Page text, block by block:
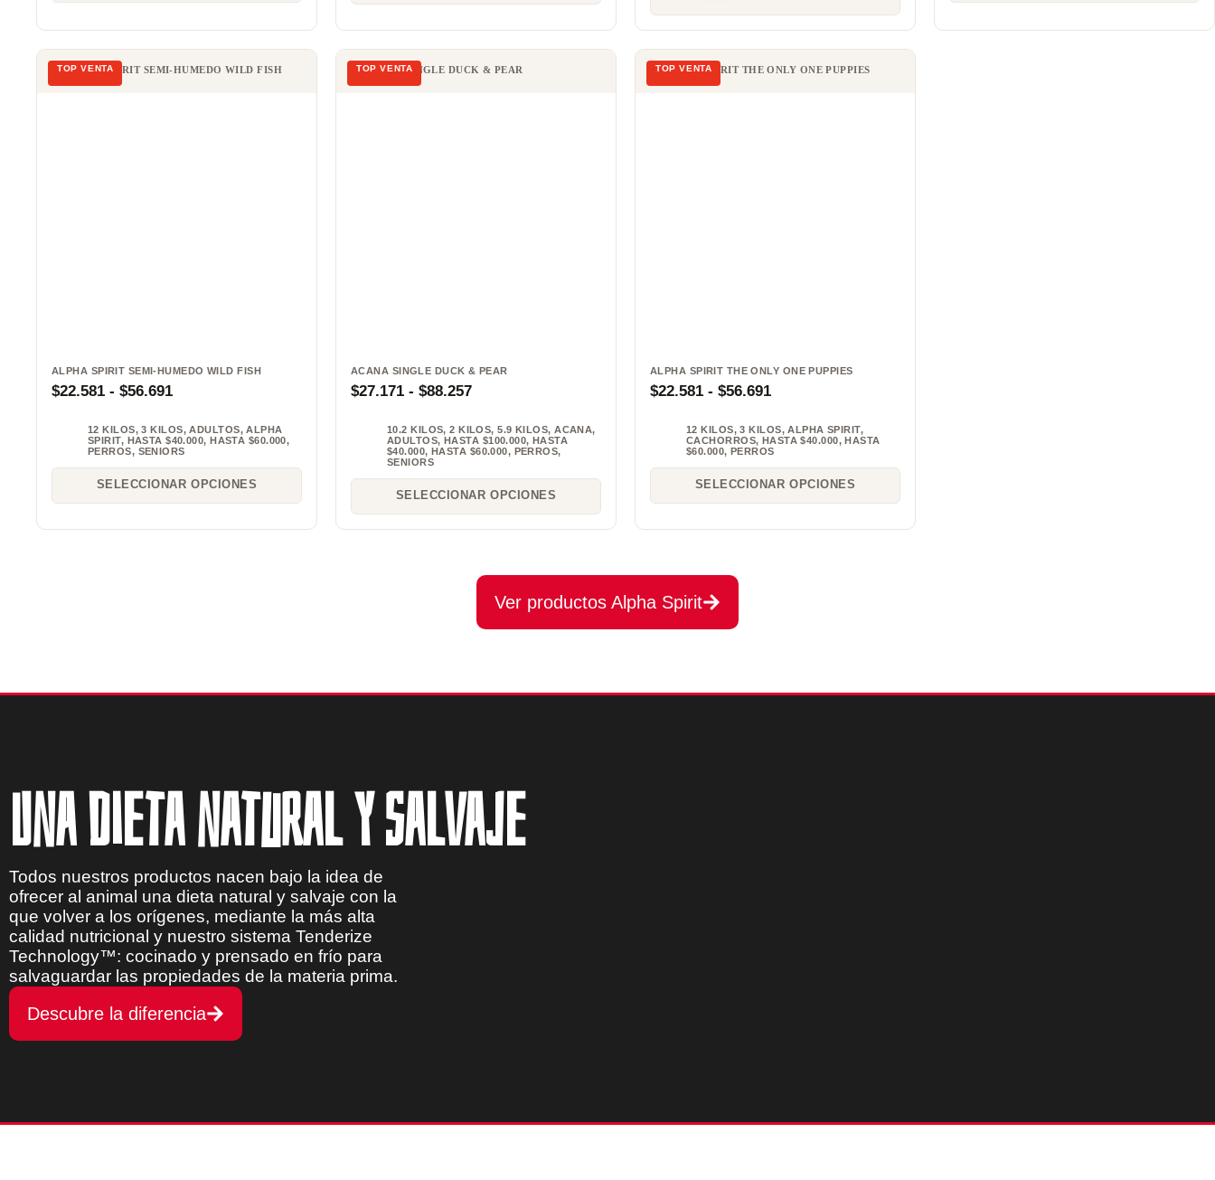
ALPHA SPIRIT SEMI-HUMEDO WILD FISH
$22.581 - $56.691
12 KILOS,3 KILOS,ADULTOS,ALPHA
SPIRIT, HASTA $40.000,HASTA $60.000,
PERROS, SENIORS
SELECCIONAR OPCIONES
ACANA SINGLE DUCK & PEAR
$27.171 - $88.257
10.2 KILOS,2 KILOS,5.9 KILOS,ACANA,
ADULTOS, HASTA $100.000,HASTA
$40.000, HASTA $60.000, PERROS,
SENIORS
SELECCIONAR OPCIONES
ALPHA SPIRIT THE ONLY ONE PUPPIES
$22.581 - $56.691
12 KILOS,3 KILOS,ALPHA SPIRIT,
CACHORROS, HASTA $40.000,HASTA
$60.000, PERROS
SELECCIONAR OPCIONES
Ver productos Alpha Spirit
Una dieta natural y salvaje
Todos nuestros productos nacen bajo la idea de
ofrecer al animal una dieta natural y salvaje con la
que volver a los orígenes, mediante la más alta
calidad nutricional y nuestro sistema Tenderize
Technology™: cocinado y prensado en frío para
salvaguardar las propiedades de la materia prima.
Descubre la diferencia